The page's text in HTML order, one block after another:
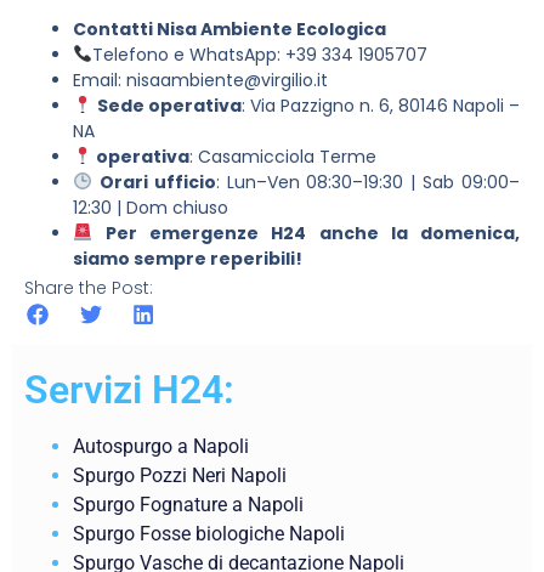
Contatti Nisa Ambiente Ecologica
Telefono e WhatsApp: +39 334 1905707
Email: nisaambiente@virgilio.it
Sede operativa: Via Pazzigno n. 6, 80146 Napoli –
NA
operativa: Casamicciola Terme
Orari ufficio: Lun–Ven 08:30–19:30 | Sab 09:00–
12:30 | Dom chiuso
Per emergenze H24 anche la domenica,
siamo sempre reperibili!
Share the Post:
Servizi H24:
Autospurgo a Napoli
Spurgo Pozzi Neri Napoli
Spurgo Fognature a Napoli
Spurgo Fosse biologiche Napoli
Spurgo Vasche di decantazione Napoli